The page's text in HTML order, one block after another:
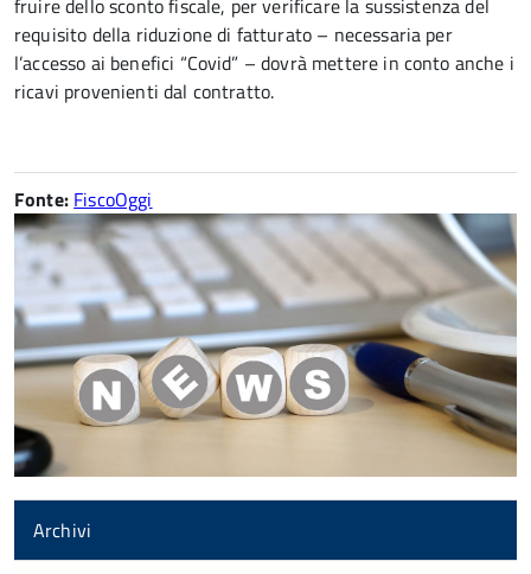
fruire dello sconto fiscale, per verificare la sussistenza del
requisito della riduzione di fatturato – necessaria per
l’accesso ai benefici “Covid” – dovrà mettere in conto anche i
ricavi provenienti dal contratto.
Fonte: FiscoOggi
Archivi